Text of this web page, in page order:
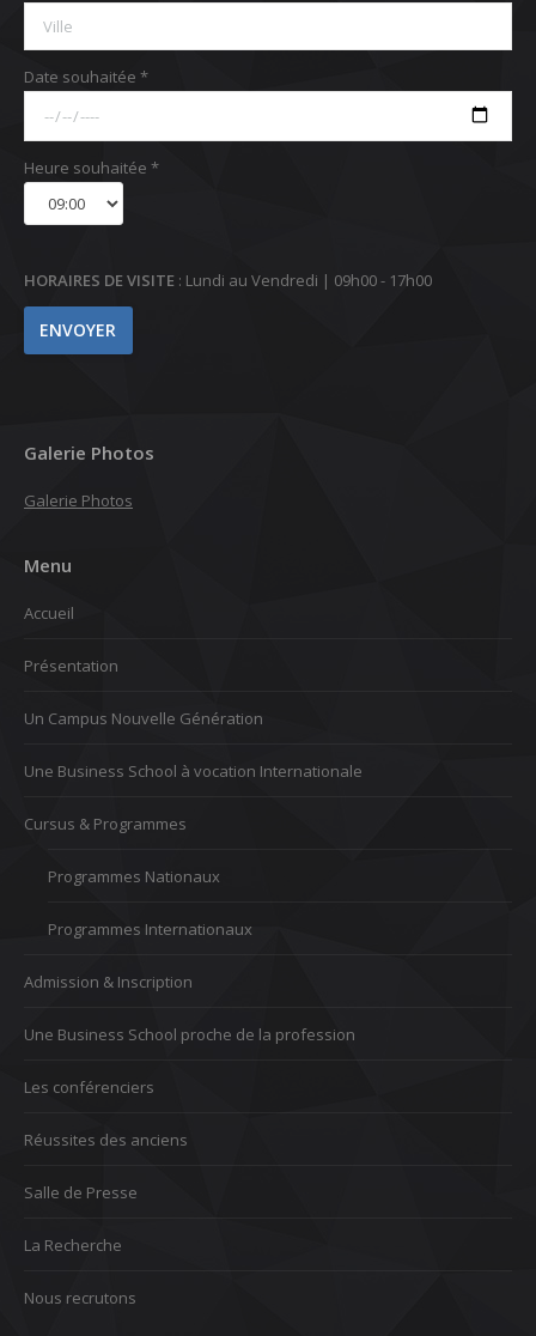
Date souhaitée *
Heure souhaitée *
HORAIRES DE VISITE : Lundi au Vendredi | 09h00 - 17h00
Galerie Photos
Galerie Photos
Menu
Accueil
Présentation
Un Campus Nouvelle Génération
Une Business School à vocation Internationale
Cursus & Programmes
Programmes Nationaux
Programmes Internationaux
Admission & Inscription
Une Business School proche de la profession
Les conférenciers
Réussites des anciens
Salle de Presse
La Recherche
Nous recrutons